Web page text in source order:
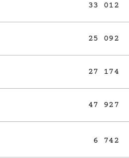
33 012
25 092
27 174
47 927
6 742